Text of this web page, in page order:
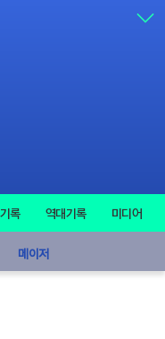
록 역대기록 미디어
메이저